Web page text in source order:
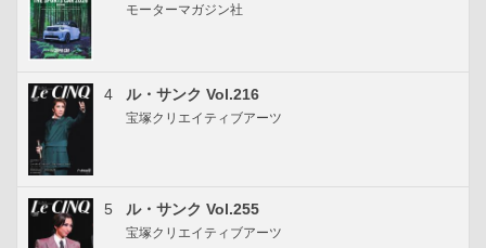
モーターマガジン社
4 ル・サンク Vol.216
宝塚クリエイティブアーツ
5 ル・サンク Vol.255
宝塚クリエイティブアーツ